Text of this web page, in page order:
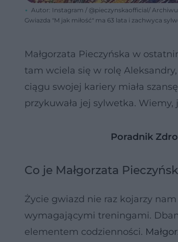
Autor: Instagram / @pieczynskaofficial/
Gwiazda "M jak miłość" ma 63 lata i zachwyca
Małgorzata Pieczyńska w
tam wciela się w rolę
ciągu swojej kariery miała
przykuwała jej sylwetka. Wiemy,
Poradnik
Co je Małgorzata
Życie gwiazd nie raz kojarzy
wymagającymi treningami.
elementem codzienności.